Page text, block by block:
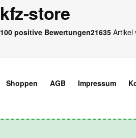
kfz-store
100 positive Bewertungen21635 Artikel
Shoppen AGB Impressum